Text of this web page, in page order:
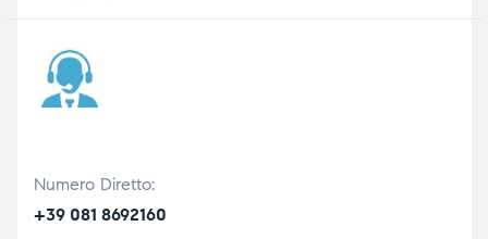
Numero Diretto:
+39 081 8692160